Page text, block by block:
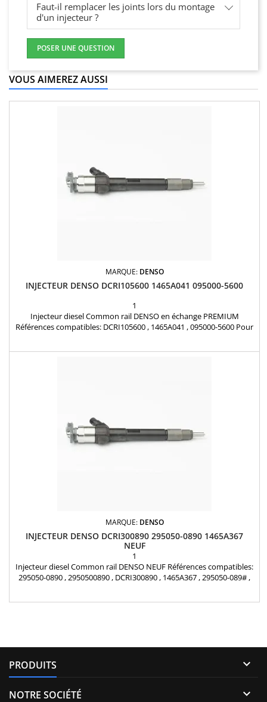
Faut-il remplacer les joints lors du montage
d'un injecteur ?
POSER UNE QUESTION
VOUS AIMEREZ AUSSI
MARQUE: DENSO
INJECTEUR DENSO DCRI105600 1465A041 095000-5600
1
Injecteur diesel Common rail DENSO en échange PREMIUM
Références compatibles: DCRI105600 , 1465A041 , 095000-5600 Pour
MARQUE: DENSO
INJECTEUR DENSO DCRI300890 295050-0890 1465A367
NEUF
1
Injecteur diesel Common rail DENSO NEUF Références compatibles:
295050-0890 , 2950500890 , DCRI300890 , 1465A367 , 295050-089# ,
PRODUITS 
NOTRE SOCIÉTÉ 